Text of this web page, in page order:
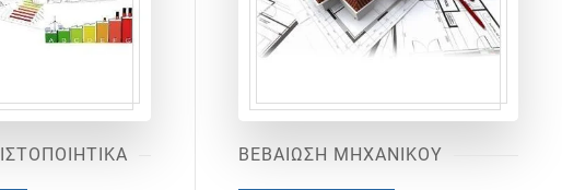
ΒΕΒΑΙΩΣΗ ΜΗΧΑΝΙΚΟΥ